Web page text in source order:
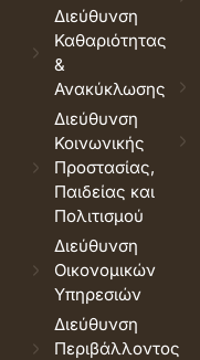
Διεύθυνση
Καθαριότητας
&
Ανακύκλωσης
Διεύθυνση
Κοινωνικής
Προστασίας,
Παιδείας και
Πολιτισμού
Διεύθυνση
Οικονομικών
Υπηρεσιών
Διεύθυνση
Περιβάλλοντος